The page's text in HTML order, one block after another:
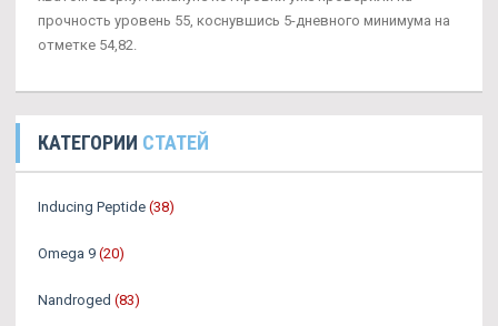
прочность уровень 55, коснувшись 5-дневного минимума на
отметке 54,82.
КАТЕГОРИИ СТАТЕЙ
Inducing Peptide (38)
Omega 9 (20)
Nandroged (83)